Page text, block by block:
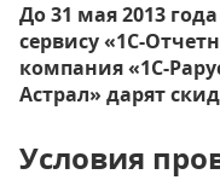
До 31 мая 2013
сервису «1С-
компания «1С-
Астрал» дарят
Условия